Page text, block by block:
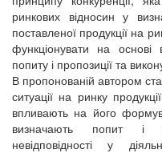
ринкових відносин у
поставленої продукції на
функціонувати на основі
попиту і пропозиції та
В пропонованій автором
ситуації на ринку
впливають на його
визначають попит і
невідповідності у